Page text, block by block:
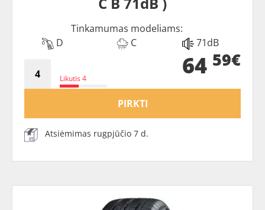
Tinkamumas modeliams:
D
C 71dB
Likutis 4 64 59€
PIRKTI
Atsiėmimas rugpjūčio 7 d.